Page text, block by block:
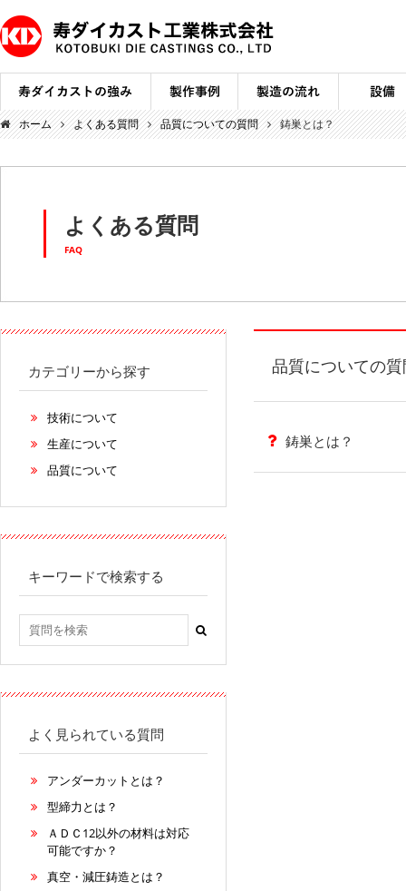
ホーム よくある質問 品質についての質問 鋳巣とは？
よくある質問
FAQ
品質についての
鋳巣とは？
カテゴリーから探す
技術について
生産について
品質について
キーワードで検索する
よく見られている質問
アンダーカットとは？
型締力とは？
ＡＤＣ12以外の材料は対応
可能ですか？
真空・減圧鋳造とは？